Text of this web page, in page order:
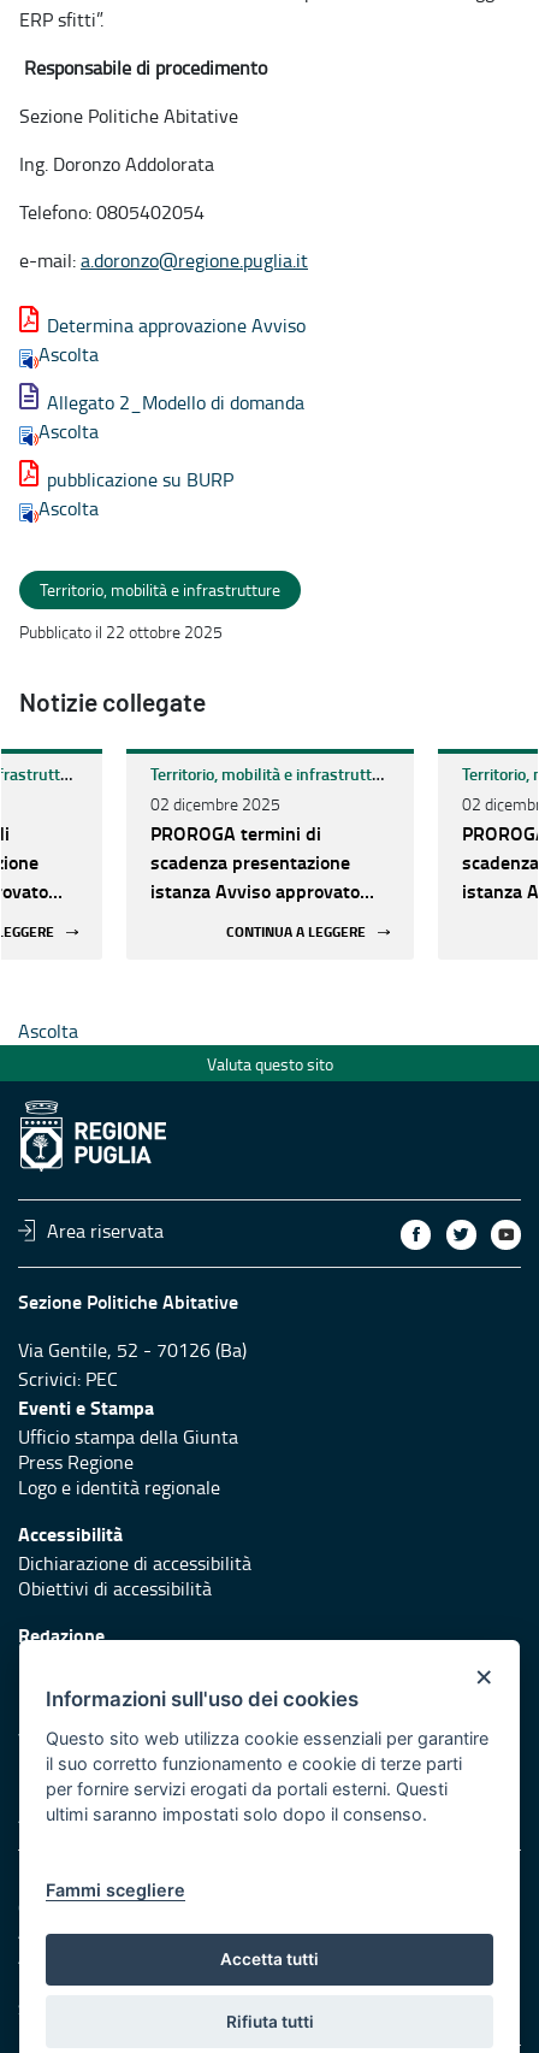
ERP sfitti”.
Responsabile di procedimento
Sezione Politiche Abitative
Ing. Doronzo Addolorata
Telefono: 0805402054
e-mail:a.doronzo@regione.puglia.it
Determina approvazione Avviso
Ascolta
Allegato 2_Modello di domanda
Ascolta
pubblicazione su BURP
Ascolta
Territorio, mobilità e infrastrutture
Pubblicato il 22 ottobre 2025
Notizie collegate
Territorio, mobilità e infrastrutture
Territorio, mobilità e infrastrutture
02 dicembre 2025
PROROGA termini di
scadenza presentazione
istanza Avviso approvato
CONTINUA A LEGGERE
02
istanza
Ascolta
Valuta questo sito
Area riservata
Sezione Politiche Abitative
Via Gentile, 52 - 70126 (Ba)
Scrivici: PEC
Eventi e Stampa
Ufficio stampa della Giunta
Press Regione
Logo e identità regionale
Accessibilità
Dichiarazione di accessibilità
Obiettivi di accessibilità
Redazione
Protezione civile
Vai al sito di Protezione Civile Puglia
Iniziativa finanziata con risorse del POR Puglia 2014/2020 -
Asse XI
Note legali
Cookie e privacy
Amministrazione trasparente
Atti di notifica
Feed RSS
Servizi Intranet
×
Informazioni sull'uso dei cookies
Questo sito web utilizza cookie essenziali per garantire
il suo corretto funzionamento e cookie di terze parti
per fornire servizi erogati da portali esterni. Questi
ultimi saranno impostati solo dopo il consenso.
Fammi scegliere
Accetta tutti
Rifiuta tutti